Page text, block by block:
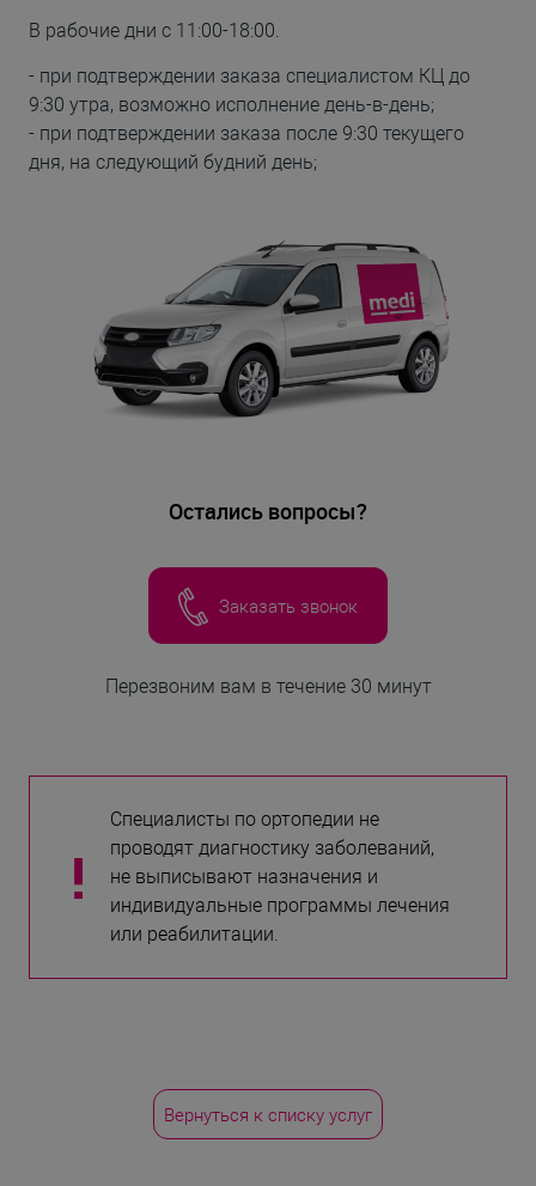
В рабочие дни с 11:00-18:00.
- при подтверждении заказа специалистом КЦ до
9:30 утра, возможно исполнение день-в-день;
- при подтверждении заказа после 9:30 текущего
дня, на следующий будний день;
Остались вопросы?
Заказать звонок
Перезвоним вам в течение 30 минут
!
Специалисты по ортопедии не
проводят диагностику заболеваний,
не выписывают назначения и
индивидуальные программы лечения
или реабилитации.
Вернуться к списку услуг